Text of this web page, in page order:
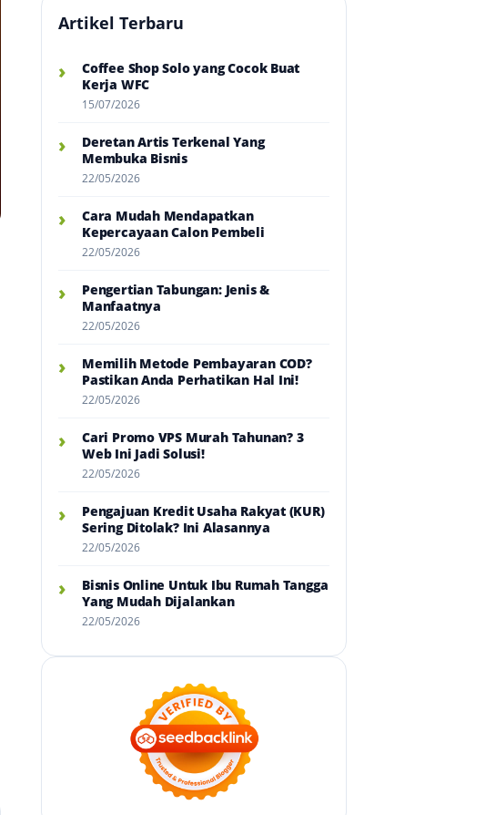
Artikel Terbaru
›
Coffee Shop Solo yang Cocok Buat
Kerja WFC
15/07/2026
›
Deretan Artis Terkenal Yang
Membuka Bisnis
22/05/2026
›
Cara Mudah Mendapatkan
Kepercayaan Calon Pembeli
22/05/2026
›
Pengertian Tabungan: Jenis &
Manfaatnya
22/05/2026
›
Memilih Metode Pembayaran COD?
Pastikan Anda Perhatikan Hal Ini!
22/05/2026
›
Cari Promo VPS Murah Tahunan? 3
Web Ini Jadi Solusi!
22/05/2026
›
Pengajuan Kredit Usaha Rakyat (KUR)
Sering Ditolak? Ini Alasannya
22/05/2026
›
Bisnis Online Untuk Ibu Rumah Tangga
Yang Mudah Dijalankan
22/05/2026